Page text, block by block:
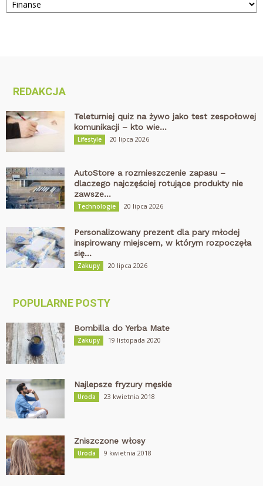
REDAKCJA
Teleturniej quiz na żywo jako test zespołowej
komunikacji – kto wie...
Lifestyle 20 lipca 2026
AutoStore a rozmieszczenie zapasu –
dlaczego najczęściej rotujące produkty nie
zawsze...
Technologie 20 lipca 2026
Personalizowany prezent dla pary młodej
inspirowany miejscem, w którym rozpoczęła
się...
Zakupy 20 lipca 2026
POPULARNE POSTY
Bombilla do Yerba Mate
Zakupy 19 listopada 2020
Najlepsze fryzury męskie
Uroda 23 kwietnia 2018
Zniszczone włosy
Uroda 9 kwietnia 2018